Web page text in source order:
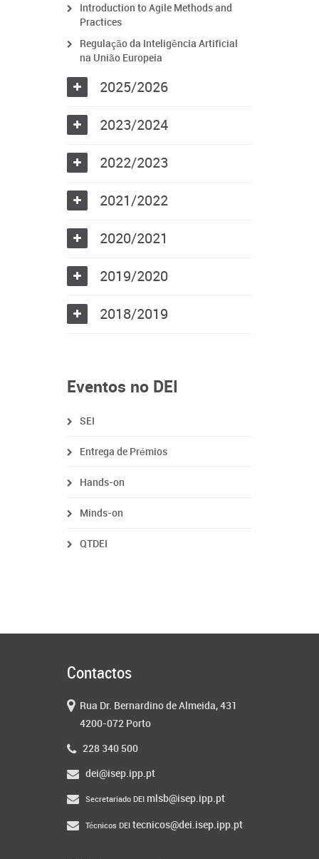
Introduction to Agile Methods and
Practices
Regulação da Inteligência Artificial
na União Europeia
2025/2026
2023/2024
2022/2023
2021/2022
2020/2021
2019/2020
2018/2019
Eventos no DEI
SEI
Entrega de Prémios
Hands-on
Minds-on
QTDEI
Contactos
Rua Dr. Bernardino de Almeida, 431
4200-072 Porto
228 340 500
dei@isep.ipp.pt
Secretariado DEI mlsb@isep.ipp.pt
Técnicos DEI tecnicos@dei.isep.ipp.pt